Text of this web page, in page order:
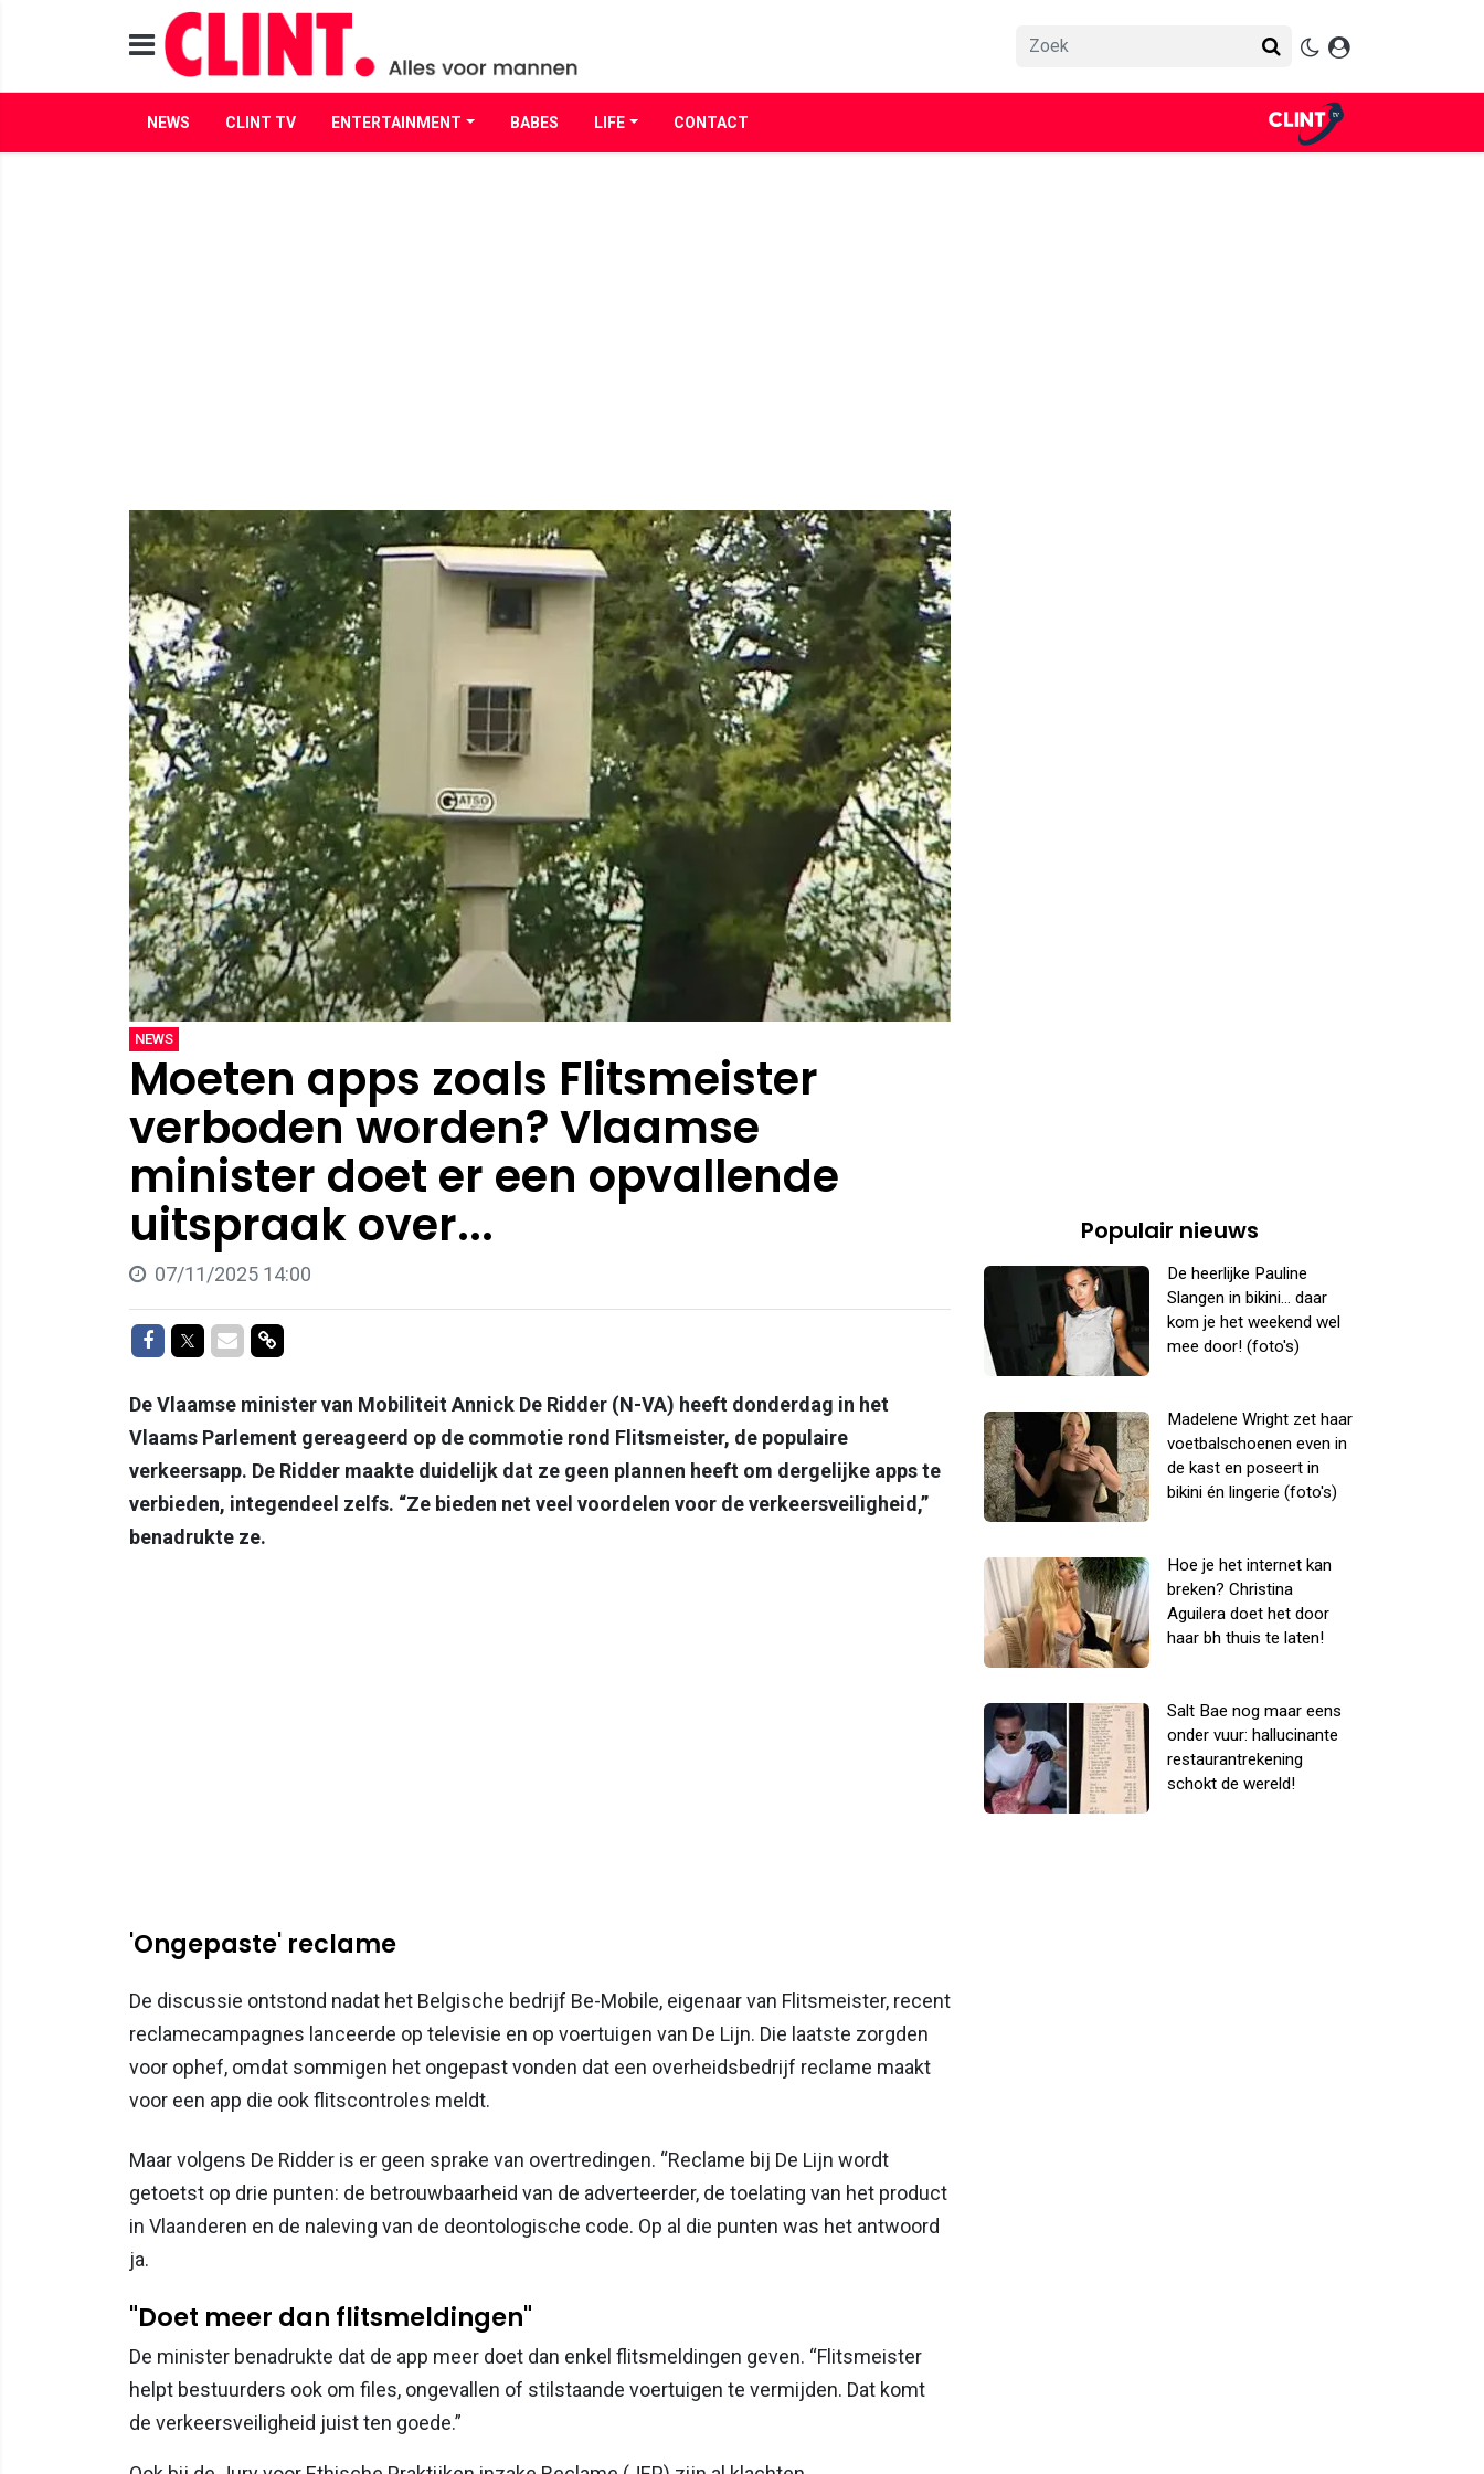
NEWS CLINT TV ENTERTAINMENT BABES LIFE CONTACT
NEWS
Moeten apps zoals Flitsmeister
verboden worden? Vlaamse
minister doet er een opvallende
uitspraak over...
07/11/2025 14:00
Delen op Facebook
Delen op Twitter
Delen via Mail
Delen via link
De Vlaamse minister van Mobiliteit Annick De Ridder (N-VA) heeft donderdag in het
Vlaams Parlement gereageerd op de commotie rond Flitsmeister, de populaire
verkeersapp. De Ridder maakte duidelijk dat ze geen plannen heeft om dergelijke apps te
verbieden, integendeel zelfs. “Ze bieden net veel voordelen voor de verkeersveiligheid,”
benadrukte ze.
'Ongepaste' reclame
De discussie ontstond nadat het Belgische bedrijf Be-Mobile, eigenaar van Flitsmeister, recent
reclamecampagnes lanceerde op televisie en op voertuigen van De Lijn. Die laatste zorgden
voor ophef, omdat sommigen het ongepast vonden dat een overheidsbedrijf reclame maakt
voor een app die ook flitscontroles meldt.
Maar volgens De Ridder is er geen sprake van overtredingen. “Reclame bij De Lijn wordt
getoetst op drie punten: de betrouwbaarheid van de adverteerder, de toelating van het product
in Vlaanderen en de naleving van de deontologische code. Op al die punten was het antwoord
ja.
"Doet meer dan flitsmeldingen"
De minister benadrukte dat de app meer doet dan enkel flitsmeldingen geven. “Flitsmeister
helpt bestuurders ook om files, ongevallen of stilstaande voertuigen te vermijden. Dat komt
de verkeersveiligheid juist ten goede.”
Populair nieuws
De heerlijke Pauline
Slangen in bikini... daar
kom je het weekend wel
mee door! (foto's)
Madelene Wright zet haar
voetbalschoenen even in
de kast en poseert in
bikini én lingerie (foto's)
Hoe je het internet kan
breken? Christina
Aguilera doet het door
haar bh thuis te laten!
Salt Bae nog maar eens
onder vuur: hallucinante
restaurantrekening
schokt de wereld!